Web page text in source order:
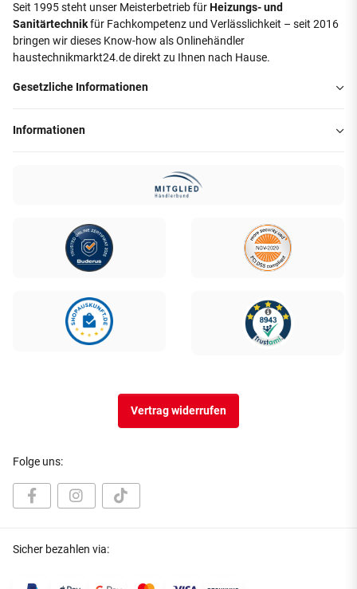
Seit 1995 steht unser Meisterbetrieb fürHeizungs- und
Sanitärtechnikfür Fachkompetenz und Verlässlichkeit – seit 2016
bringen wir dieses Know-how als Onlinehändler
haustechnikmarkt24.de direkt zu Ihnen nach Hause.
Gesetzliche Informationen
Informationen
Vertrag widerrufen
Folge uns:
Sicher bezahlen via: